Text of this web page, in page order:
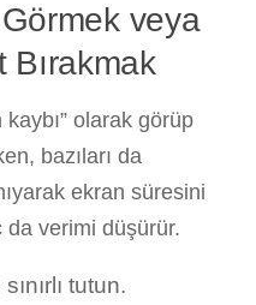
veya
Bırakmak
kaybı” olarak görüp
bazıları da
ekran süresini
da verimi düşürür.
tutun.